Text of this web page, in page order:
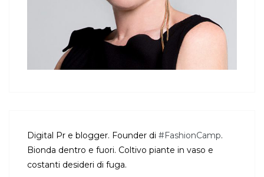
Digital Pr e blogger. Founder di #FashionCamp.
Bionda dentro e fuori. Coltivo piante in vaso e
costanti desideri di fuga.